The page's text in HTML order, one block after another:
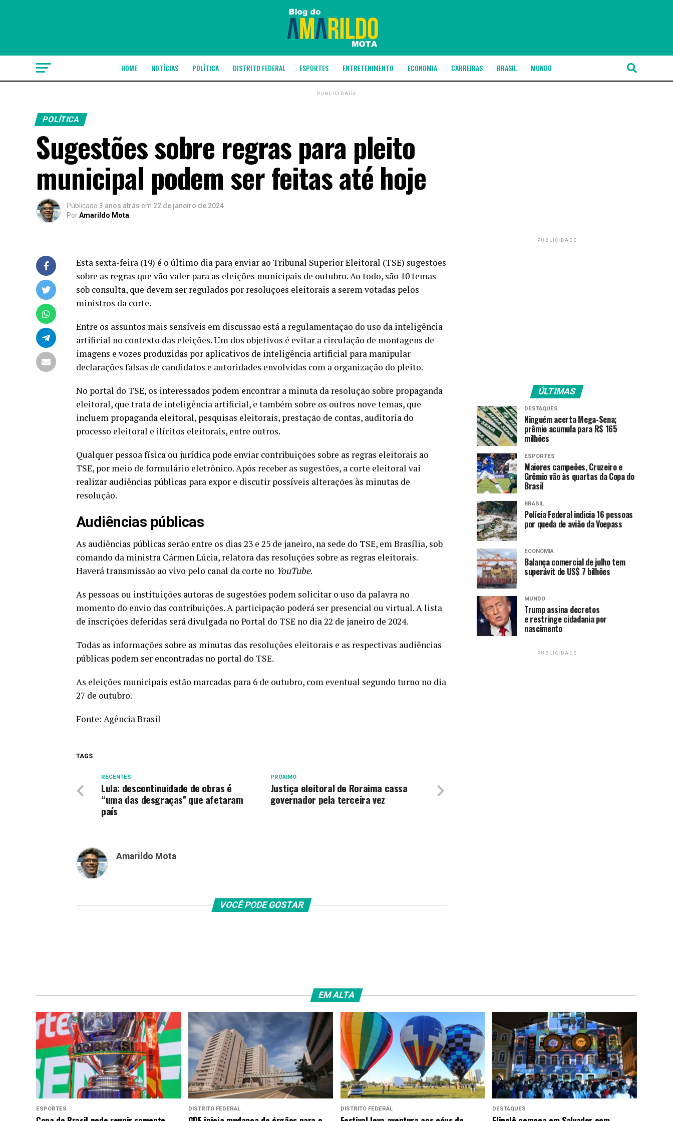
HOME NOTÍCIAS POLÍTICA DISTRITO FEDERAL ESPORTES ENTRETENIMENTO ECONOMIA CARREIRAS BRASIL MUNDO
PUBLICIDADE
POLÍTICA
Sugestões sobre regras para pleito
municipal podem ser feitas até hoje
Públicado 3 anos atrás em 22 de janeiro de 2024
PorAmarildo Mota
Esta sexta-feira (19) é o último dia para enviar ao Tribunal Superior Eleitoral (TSE) sugestões
sobre as regras que vão valer para as eleições municipais de outubro. Ao todo, são 10 temas
sob consulta, que devem ser regulados por resoluções eleitorais a serem votadas pelos
ministros da corte.
Entre os assuntos mais sensíveis em discussão está a regulamentação do uso da inteligência
artificial no contexto das eleições. Um dos objetivos é evitar a circulação de montagens de
imagens e vozes produzidas por aplicativos de inteligência artificial para manipular
declarações falsas de candidatos e autoridades envolvidas com a organização do pleito.
No portal do TSE, os interessados podem encontrar a minuta da resolução sobre propaganda
eleitoral, que trata de inteligência artificial, e também sobre os outros nove temas, que
incluem propaganda eleitoral, pesquisas eleitorais, prestação de contas, auditoria do
processo eleitoral e ilícitos eleitorais, entre outros.
Qualquer pessoa física ou jurídica pode enviar contribuições sobre as regras eleitorais ao
TSE, por meio de formulário eletrônico. Após receber as sugestões, a corte eleitoral vai
realizar audiências públicas para expor e discutir possíveis alterações às minutas de
resolução.
Audiências públicas
As audiências públicas serão entre os dias 23 e 25 de janeiro, na sede do TSE, em Brasília, sob
comando da ministra Cármen Lúcia, relatora das resoluções sobre as regras eleitorais.
Haverá transmissão ao vivo pelo canal da corte no YouTube.
As pessoas ou instituições autoras de sugestões podem solicitar o uso da palavra no
momento do envio das contribuições. A participação poderá ser presencial ou virtual. A lista
de inscrições deferidas será divulgada no Portal do TSE no dia 22 de janeiro de 2024.
Todas as informações sobre as minutas das resoluções eleitorais e as respectivas audiências
públicas podem ser encontradas no portal do TSE.
As eleições municipais estão marcadas para 6 de outubro, com eventual segundo turno no dia
27 de outubro.
Fonte: Agência Brasil
TAGS
PRÓXIMO
Justiça eleitoral de Roraima cassa
governador pela terceira vez
RECENTES
Lula: descontinuidade de obras é
“uma das desgraças” que afetaram
país
Amarildo Mota
VOCÊ PODE GOSTAR
PUBLICIDADE
ÚLTIMAS
DESTAQUES
Ninguém acerta Mega-Sena;
prêmio acumula para R$ 165
milhões
ESPORTES
Maiores campeões, Cruzeiro e
Grêmio vão às quartas da Copa do
Brasil
BRASIL
Polícia Federal indicia 16 pessoas
por queda de avião da Voepass
ECONOMIA
Balança comercial de julho tem
superávit de US$ 7 bilhões
MUNDO
Trump assina decretos
e restringe cidadania por
nascimento
PUBLICIDADE
EM ALTA
ESPORTES DISTRITO FEDERAL DISTRITO FEDERAL DESTAQUES